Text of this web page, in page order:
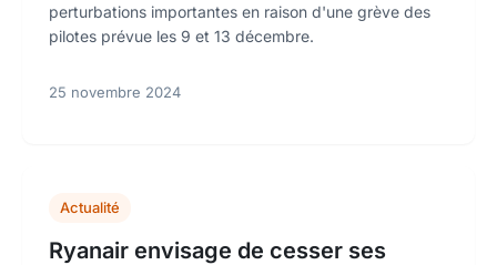
perturbations importantes en raison d'une grève des
pilotes prévue les 9 et 13 décembre.
25 novembre 2024
Actualité
Ryanair envisage de cesser ses